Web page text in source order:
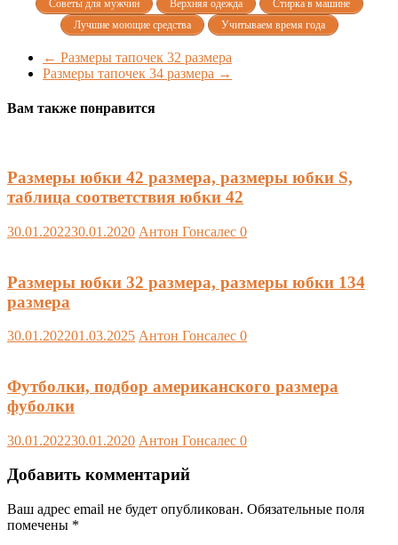
Советы для мужчин Верхняя одежда
Стирка в машине
Лучшие моющие средства
Учитываем время года
← Размеры тапочек 32 размера
Размеры тапочек 34 размера →
Вам также понравится
Размеры юбки 42 размера, размеры юбки S,
таблица соответствия юбки 42
30.01.202230.01.2020 Антон Гонсалес 0
Размеры юбки 32 размера, размеры юбки 134
размера
30.01.202201.03.2025 Антон Гонсалес 0
Футболки, подбор американского размера
фуболки
30.01.202230.01.2020 Антон Гонсалес 0
Добавить комментарий
Ваш адрес email не будет опубликован. Обязательные поля
помечены *